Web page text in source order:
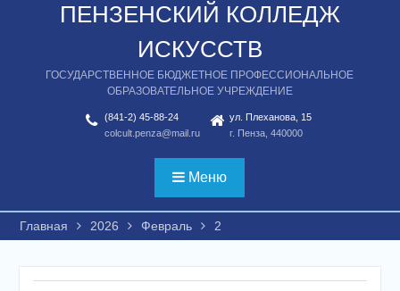
ПЕНЗЕНСКИЙ КОЛЛЕДЖ
ИСКУССТВ
ГОСУДАРСТВЕННОЕ БЮДЖЕТНОЕ ПРОФЕССИОНАЛЬНОЕ
ОБРАЗОВАТЕЛЬНОЕ УЧРЕЖДЕНИЕ
(841-2) 45-88-24
colcult.penza@mail.ru
ул. Плеханова, 15
г. Пенза, 440000
Меню
Главная 2026 Февраль 2